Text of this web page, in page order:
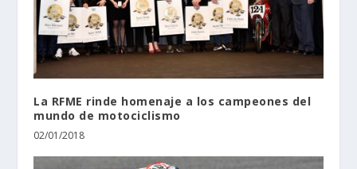
La RFME rinde homenaje a los campeones del
mundo de motociclismo
02/01/2018